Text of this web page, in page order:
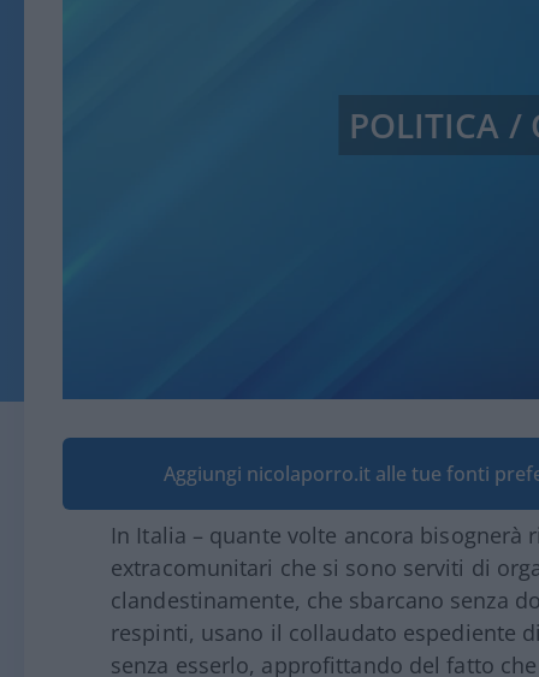
POLITICA /
Aggiungi nicolaporro.it alle tue fonti
In Italia – quante volte ancora
extracomunitari che si sono serviti di
clandestinamente, che sbarcano senza
respinti, usano il collaudato espediente
senza esserlo, approfittando del fatto